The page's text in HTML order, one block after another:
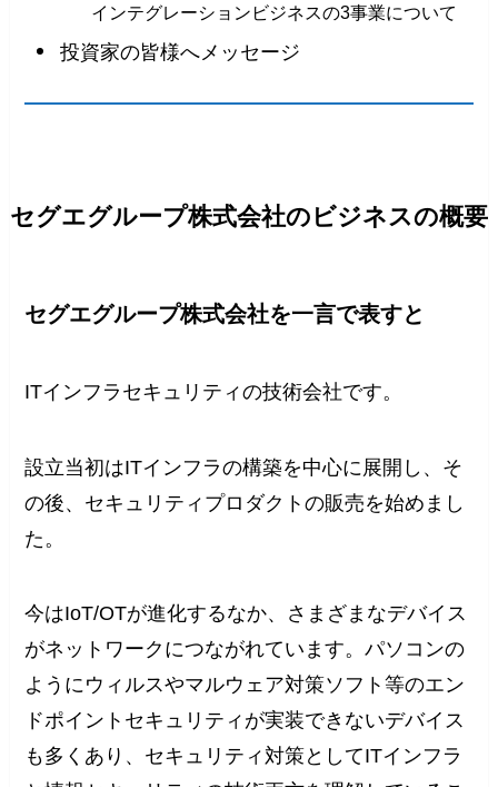
インテグレーションビジネスの3事業について
投資家の皆様へメッセージ
セグエグループ株式会社のビジネスの概要
セグエグループ株式会社を一言で表すと
ITインフラセキュリティの技術会社です。
設立当初はITインフラの構築を中心に展開し、そ
の後、セキュリティプロダクトの販売を始めまし
た。
今はIoT/OTが進化するなか、さまざまなデバイス
がネットワークにつながれています。パソコンの
ようにウィルスやマルウェア対策ソフト等のエン
ドポイントセキュリティが実装できないデバイス
も多くあり、セキュリティ対策としてITインフラ